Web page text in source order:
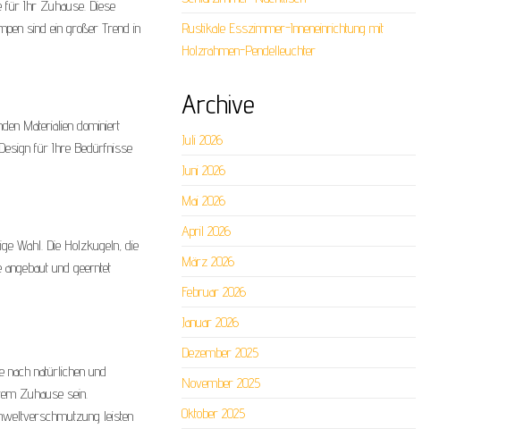
für Ihr Zuhause. Diese
sind ein großer Trend in
Materialien dominiert
für Ihre Bedürfnisse
Wahl. Die Holzkugeln, die
und geerntet
nach natürlichen und
Zuhause sein.
leisten
Rustikale Esszimmer-Inneneinrichtung mit
Holzrahmen-Pendelleuchter
Archive
Juli 2026
Juni 2026
Mai 2026
April 2026
März 2026
Februar 2026
Januar 2026
Dezember 2025
November 2025
Oktober 2025